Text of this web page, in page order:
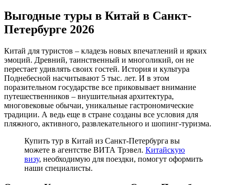
Выгодные туры в Китай в Санкт-
Петербурге 2026
Китай для туристов – кладезь новых впечатлений и ярких
эмоций. Древний, таинственный и многоликий, он не
перестает удивлять своих гостей. История и культура
Поднебесной насчитывают 5 тыс. лет. И в этом
поразительном государстве все приковывает внимание
путешественников – внушительная архитектура,
многовековые обычаи, уникальные гастрономические
традиции. А ведь еще в стране созданы все условия для
пляжного, активного, развлекательного и шопинг-туризма.
Купить тур в Китай из Санкт-Петербурга вы
можете в агентстве ВИТА Трэвел. Китайскую
визу, необходимую для поездки, помогут оформить
наши специалисты.